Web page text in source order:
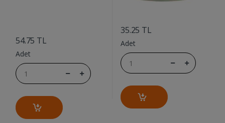
54.75 TL
Adet
35.25 TL
Adet